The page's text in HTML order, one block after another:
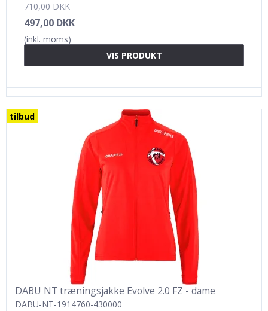
710,00 DKK
497,00 DKK
(inkl. moms)
VIS PRODUKT
tilbud
DABU NT træningsjakke Evolve 2.0 FZ - dame
DABU-NT-1914760-430000